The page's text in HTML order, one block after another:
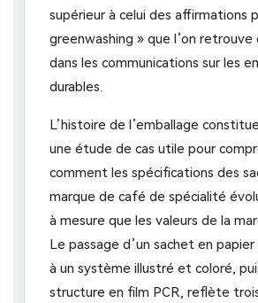
supérieur à celui des affirmations
greenwashing » que l’on retrouve
dans les communications sur les
durables.
L’histoire de l’emballage
une étude de cas utile pour
comment les spécifications des
marque de café de spécialité
à mesure que les valeurs de la
Le passage d’un sachet en
à un système illustré et coloré,
structure en film PCR, reflète